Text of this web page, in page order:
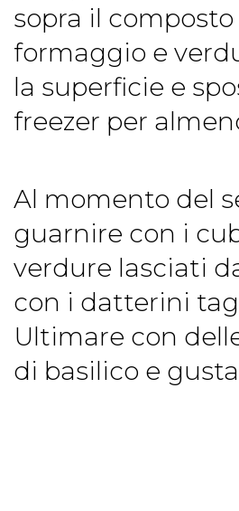
sopra il composto
formaggio e
la superficie e
freezer per
Al momento del
guarnire con i
verdure lasciati
con i datterini
Ultimare con
di basilico e